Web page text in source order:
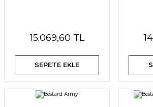
15.069,60 TL
SEPETE EKLE